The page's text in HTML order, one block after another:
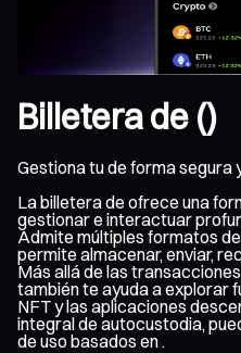
Billetera de ()
Gestiona tu de forma segura
La billetera de ofrece una
gestionar e interactuar
Admite múltiples formatos
permite almacenar, enviar,
Más allá de las
también te ayuda a explorar
NFT y las aplicaciones
integral de autocustodia,
de uso basados en .